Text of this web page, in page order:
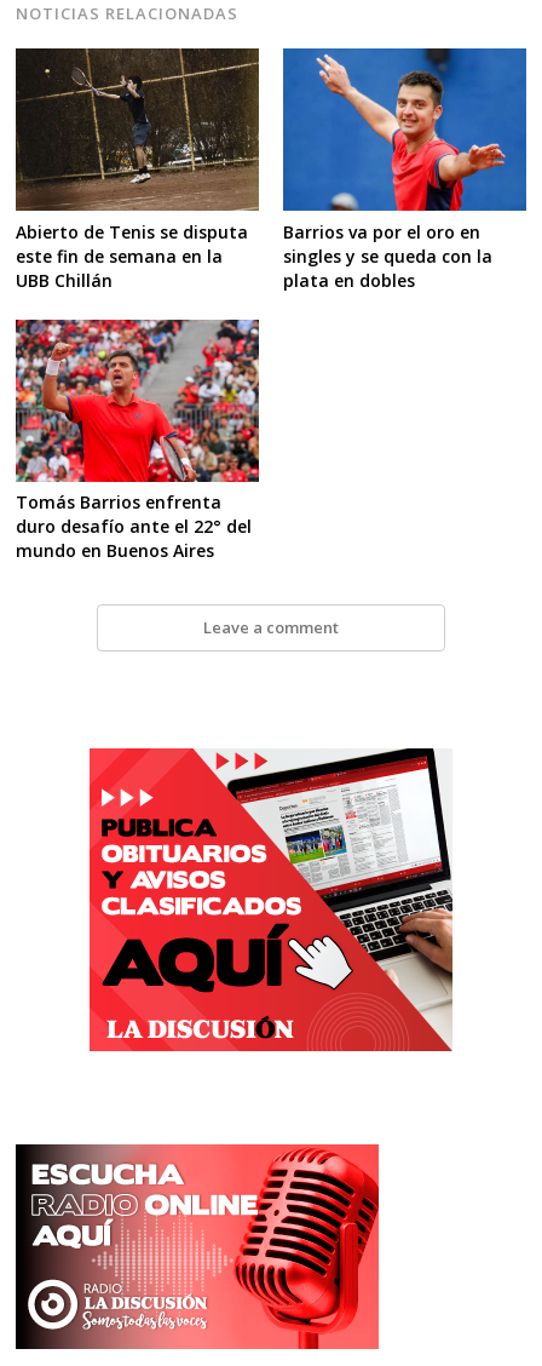
NOTICIAS RELACIONADAS
Abierto de Tenis se disputa
este fin de semana en la
UBB Chillán
Barrios va por el oro en
singles y se queda con la
plata en dobles
Tomás Barrios enfrenta
duro desafío ante el 22° del
mundo en Buenos Aires
Leave a comment